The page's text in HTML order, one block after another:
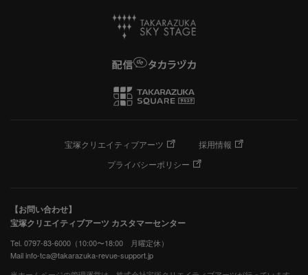
宝塚クリエイティブアーツ
採用情報
プライバシーポリシー
【お問い合わせ】
宝塚クリエイティブアーツ カスタマーセンター
Tel. 0797-83-6000（10:00〜18:00 月曜定休）
Mail info-tca@takarazuka-revue-support.jp